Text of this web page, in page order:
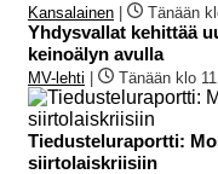
Kansalainen Tänään
Yhdysvallat kehittää
keinoälyn avulla
MV-lehti Tänään klo
Tiedusteluraportti:
siirtolaiskriisiin